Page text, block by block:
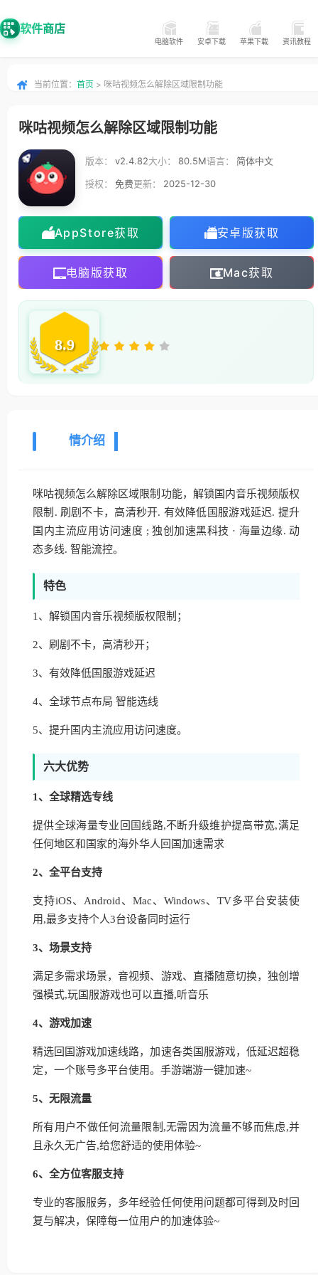
软件商店
电脑软件 安卓下载 苹果下载 资讯教程
当前位置： 首页 > 咪咕视频怎么解除区域限制功能
咪咕视频怎么解除区域限制功能
版本： v2.4.82大小： 80.5M语言：
简体中文
授权：
免费更新： 2025-12-30
AppStore获取 安卓版获取
电脑版获取 Mac获取
8.9
情介绍
咪咕视频怎么解除区域限制功能，解锁国内音乐视频版权
限制. 刷剧不卡，高清秒开. 有效降低国服游戏延迟. 提升
国内主流应用访问速度 ; 独创加速黑科技 · 海量边缘. 动
态多线. 智能流控。
特色
1、解锁国内音乐视频版权限制；
2、刷剧不卡，高清秒开；
3、有效降低国服游戏延迟
4、全球节点布局 智能选线
5、提升国内主流应用访问速度。
六大优势
1、全球精选专线
提供全球海量专业回国线路,不断升级维护提高带宽,满足
任何地区和国家的海外华人回国加速需求
2、全平台支持
支持iOS、Android、Mac、Windows、TV多平台安装使
用,最多支持个人3台设备同时运行
3、场景支持
满足多需求场景，音视频、游戏、直播随意切换，独创增
强模式,玩国服游戏也可以直播,听音乐
4、游戏加速
精选回国游戏加速线路，加速各类国服游戏，低延迟超稳
定，一个账号多平台使用。手游端游一键加速~
5、无限流量
所有用户不做任何流量限制,无需因为流量不够而焦虑,并
且永久无广告,给您舒适的使用体验~
6、全方位客服支持
专业的客服服务，多年经验任何使用问题都可得到及时回
复与解决，保障每一位用户的加速体验~